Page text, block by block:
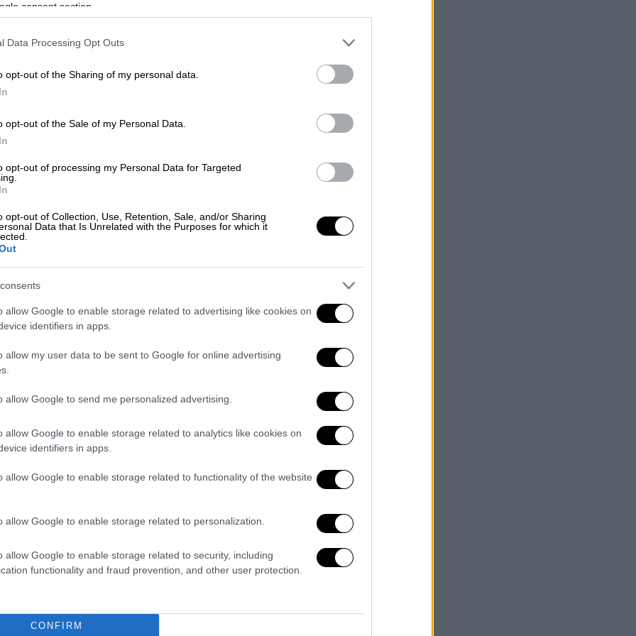
consent section.
Data Processing Opt Outs
opt-out of the Sharing of my personal data.
opt-out of the Sale of my Personal Data.
opt-out of processing my Personal Data for Targeted
opt-out of Collection, Use, Retention, Sale, and/or Sharing
Data that Is Unrelated with the Purposes for which it
allow Google to enable storage related to advertising like cookies on
identifiers in apps.
allow my user data to be sent to Google for online advertising
allow Google to send me personalized advertising.
allow Google to enable storage related to analytics like cookies on
identifiers in apps.
allow Google to enable storage related to functionality of the website
allow Google to enable storage related to personalization.
allow Google to enable storage related to security, including
functionality and fraud prevention, and other user protection.
CONFIRM
αυτή την εσφαλμένη αντίληψη οι
η αντιπολίτευση. Συγκάλυψη σημαίνει
εμείς δεν επιτρέπουμε για να μην
Έχουν περάσει δύο χρόνια που
το φορτίο και το λαθρέμπορο που
για ένα φορτίο που δεν ξέρουμε ότι
λαθρέμπορος, δεν ξέρουμε αν έχει
η αντιπολίτευση τα θεώρησε δεδομένα
ο Μητσοτάκης που λειτουργεί
θέλω να ακούσω τον κύριο Πυροσβέστη
και πρόσθεσε αργότερα «εμένα με
για το έγινε σε αυτό το χώρο,
video